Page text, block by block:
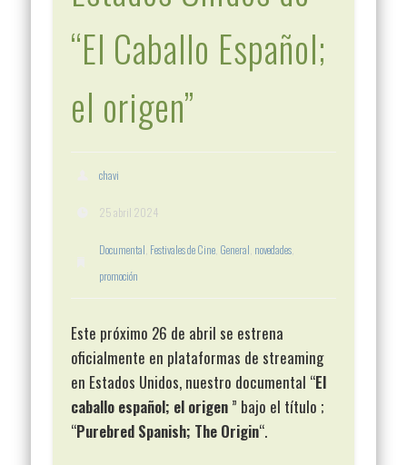
“El Caballo Español;
el origen”
chavi
25 abril 2024
Documental Festivales de Cine General novedades
promoción
Este próximo 26 de abril se estrena
oficialmente en plataformas de streaming
en Estados Unidos, nuestro documental “El
caballo español; el origen ” bajo el título ;
“Purebred Spanish; The Origin“.